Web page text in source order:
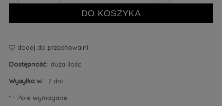
DO KOSZYKA
dodaj do przechowalni
Dostępność: duża ilość
Wysyłka w: 7 dni
* - Pole wymagane